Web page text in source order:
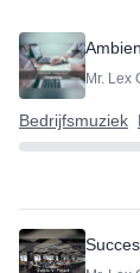
Mr. Lex
Bedrijfsmuziek